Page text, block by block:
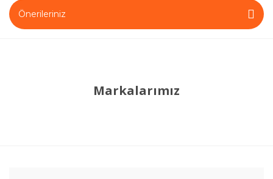
Önerileriniz
Markalarımız